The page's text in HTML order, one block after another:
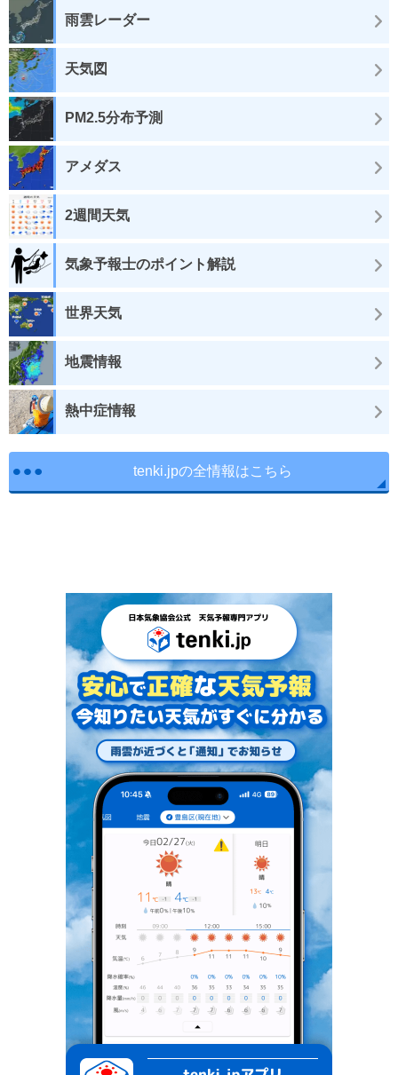
雨雲レーダー
天気図
PM2.5分布予測
アメダス
2週間天気
気象予報士のポイント解説
世界天気
地震情報
熱中症情報
tenki.jpの全情報はこちら